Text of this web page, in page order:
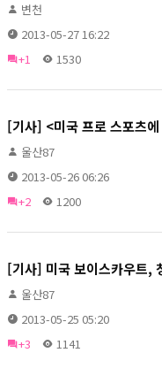
변천
2013-05-27 16:22
+1
1530
[기사] <미국 프로 스포츠
울산87
2013-05-26 06:26
+2
1200
[기사] 미국 보이스카우트,
울산87
2013-05-25 05:20
+3
1141